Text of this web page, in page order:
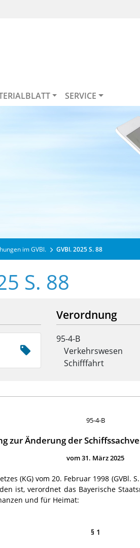
SERVICE
im GVBl. GVBl. 2025 S. 88
S. 88
Verordnung
95-4-B
Verkehrswesen
Schifffahrt
95-4-B
zur Änderung der
vom 31. März 2025
(KG) vom 20. Februar 1998 (GVBl.
ist, verordnet das Bayerische
und für Heimat:
§ 1